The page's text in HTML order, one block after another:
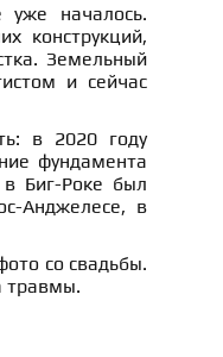
уже началось.
конструкций,
Земельный
и сейчас
в 2020 году
фундамента
Биг-Роке был
Анджелесе, в
со свадьбы.
травмы.